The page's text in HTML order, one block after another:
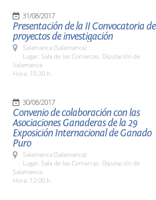
31/08/2017
Presentación de la II Convocatoria de
proyectos de investigación
Salamanca (Salamanca)
Lugar: Sala de las Comarcas. Diputación de
Salamanca
Hora: 10:30 h.
30/08/2017
Convenio de colaboración con las
Asociaciones Ganaderas de la 29
Exposición Internacional de Ganado
Puro
Salamanca (Salamanca)
Lugar: Sala de las Comarcas. Diputación de
Salamanca
Hora: 12:00 h.